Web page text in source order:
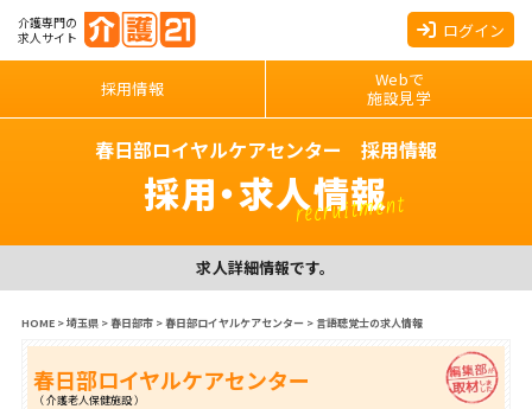
介護専門の
求人サイト
ログイン
採用情報
Webで
施設見学
春日部ロイヤルケアセンター 採用情報
採用・求人情報
recruitment
求人詳細情報です。
HOME>埼玉県>春日部市>春日部ロイヤルケアセンター> 言語聴覚士の求人情報
春日部ロイヤルケアセンター
（ 介護老人保健施設 ）